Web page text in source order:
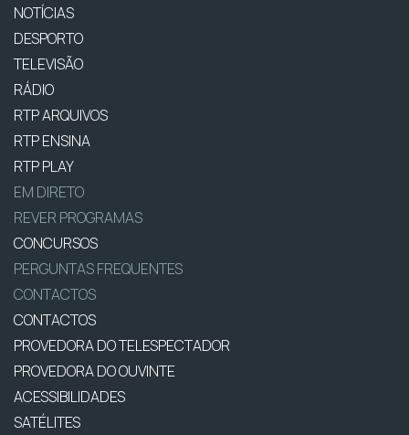
NOTÍCIAS
DESPORTO
TELEVISÃO
RÁDIO
RTP ARQUIVOS
RTP ENSINA
RTP PLAY
EM DIRETO
REVER PROGRAMAS
CONCURSOS
PERGUNTAS FREQUENTES
CONTACTOS
CONTACTOS
PROVEDORA DO TELESPECTADOR
PROVEDORA DO OUVINTE
ACESSIBILIDADES
SATÉLITES